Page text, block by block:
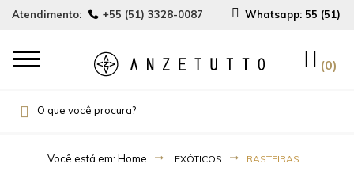
Atendimento: +55 (51) 3328-0087 Whatsapp: 55 (51)
0
EXÓTICOS RASTEIRAS